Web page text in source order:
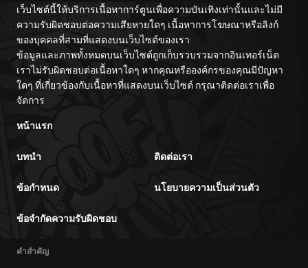
ตอนที่ 7 08/10/2025
ตอนที่ 6 08/10/2025
ตอนที่ 5 08/10/2025
ตอนที่ 4
ตอนที่ 3
เว็บไซต์นี้ให้บริการเนื้อหาการ์ตูนเพื่อความบันเทิงเท่านั้นและไม่มี
ความรับผิดชอบต่อความเสียหายใดๆ เนื้อหาการโฆษณาหรือลิงก์
ของบุคคลที่สามที่แสดงบนเว็บไซต์ของเรา
ข้อมูลและภาพทั้งหมดบนเว็บไซต์ถูกเก็บรวบรวมจากอินเทอร์เน็ต
เราไม่รับผิดชอบต่อเนื้อหาใดๆ หากคุณหรือองค์กรของคุณมีปัญหา
ใดๆ ที่เกี่ยวข้องกับเนื้อหาที่แสดงบนเว็บไซต์ กรุณาติดต่อเราเพื่อ
จัดการ
หน้าแรก
บทนำ ติดต่อเรา
ข้อกำหนด นโยบายความเป็นส่วนตัว
ข้อจำกัดความรับผิดชอบ
คำสำคัญ